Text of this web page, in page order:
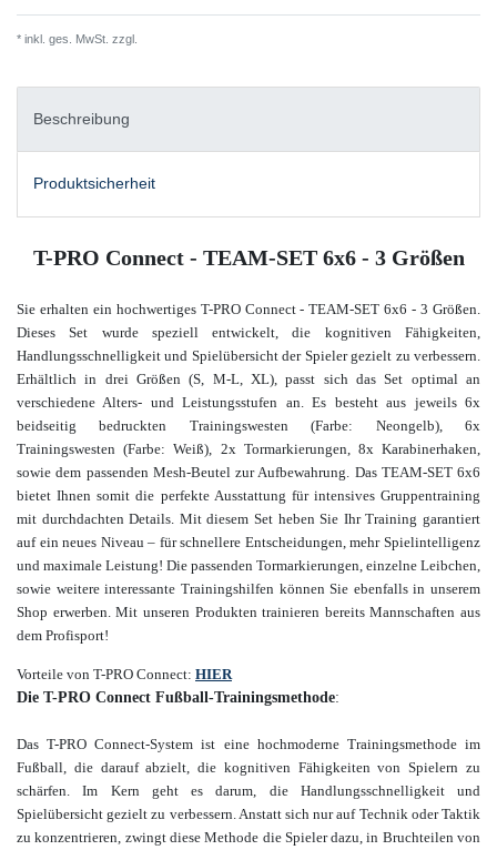
* inkl. ges. MwSt. zzgl.
Beschreibung
Produktsicherheit
T-PRO Connect - TEAM-SET 6x6 - 3 Größen
Sie erhalten ein hochwertiges T-PRO Connect - TEAM-SET 6x6 - 3 Größen.
Dieses Set wurde speziell entwickelt, die kognitiven Fähigkeiten,
Handlungsschnelligkeit und Spielübersicht der Spieler gezielt zu verbessern.
Erhältlich in drei Größen (S, M-L, XL), passt sich das Set optimal an
verschiedene Alters- und Leistungsstufen an. Es besteht aus jeweils 6x
beidseitig bedruckten Trainingswesten (Farbe: Neongelb), 6x
Trainingswesten (Farbe: Weiß), 2x Tormarkierungen, 8x Karabinerhaken,
sowie dem passenden Mesh-Beutel zur Aufbewahrung. Das TEAM-SET 6x6
bietet Ihnen somit die perfekte Ausstattung für intensives Gruppentraining
mit durchdachten Details. Mit diesem Set heben Sie Ihr Training garantiert
auf ein neues Niveau – für schnellere Entscheidungen, mehr Spielintelligenz
und maximale Leistung! Die passenden Tormarkierungen, einzelne Leibchen,
sowie weitere interessante Trainingshilfen können Sie ebenfalls in unserem
Shop erwerben. Mit unseren Produkten trainieren bereits Mannschaften aus
dem Profisport!
Vorteile von T-PRO Connect: HIER
Die T-PRO Connect Fußball-Trainingsmethode:
Das T-PRO Connect-System ist eine hochmoderne Trainingsmethode im
Fußball, die darauf abzielt, die kognitiven Fähigkeiten von Spielern zu
schärfen. Im Kern geht es darum, die Handlungsschnelligkeit und
Spielübersicht gezielt zu verbessern. Anstatt sich nur auf Technik oder Taktik
zu konzentrieren, zwingt diese Methode die Spieler dazu, in Bruchteilen von